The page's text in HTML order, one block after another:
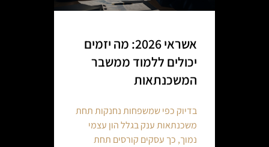
אשראי 2026: מה יזמים
יכולים ללמוד ממשבר
המשכנתאות
בדיוק כפי שמשפחות נחנקות תחת
משכנתאות ענק בגלל הון עצמי
נמוך, כך עסקים קורסים תחת